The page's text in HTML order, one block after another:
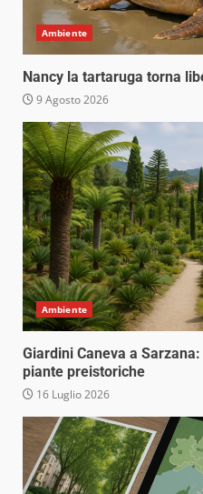
Ambiente
Nancy la tartaruga torna
9 Agosto 2026
Ambiente
Giardini Caneva a
piante preistoriche
16 Luglio 2026